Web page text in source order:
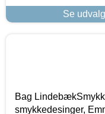
Se
Bag
smykkedesinger,